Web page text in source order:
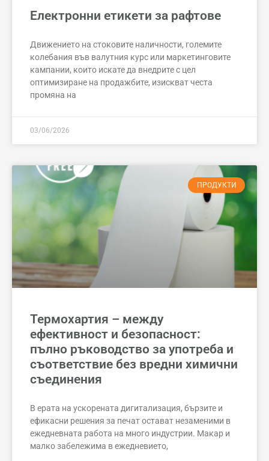
Електронни етикети за рафтове
Движението на стоковите наличности, големите
колебания във валутния курс или маркетинговите
кампании, които искате да внедрите с цел
оптимизиране на продажбите, изискват честа
промяна на
03/06/2026
ПРОДУКТИ
Термохартия – между
ефективност и безопасност:
пълно ръководство за употреба и
съответствие без вредни химични
съединения
В ерата на ускорената дигитализация, бързите и
ефикасни решения за печат остават незаменими в
ежедневната работа на много индустрии. Макар и
малко забележима в ежедневието,